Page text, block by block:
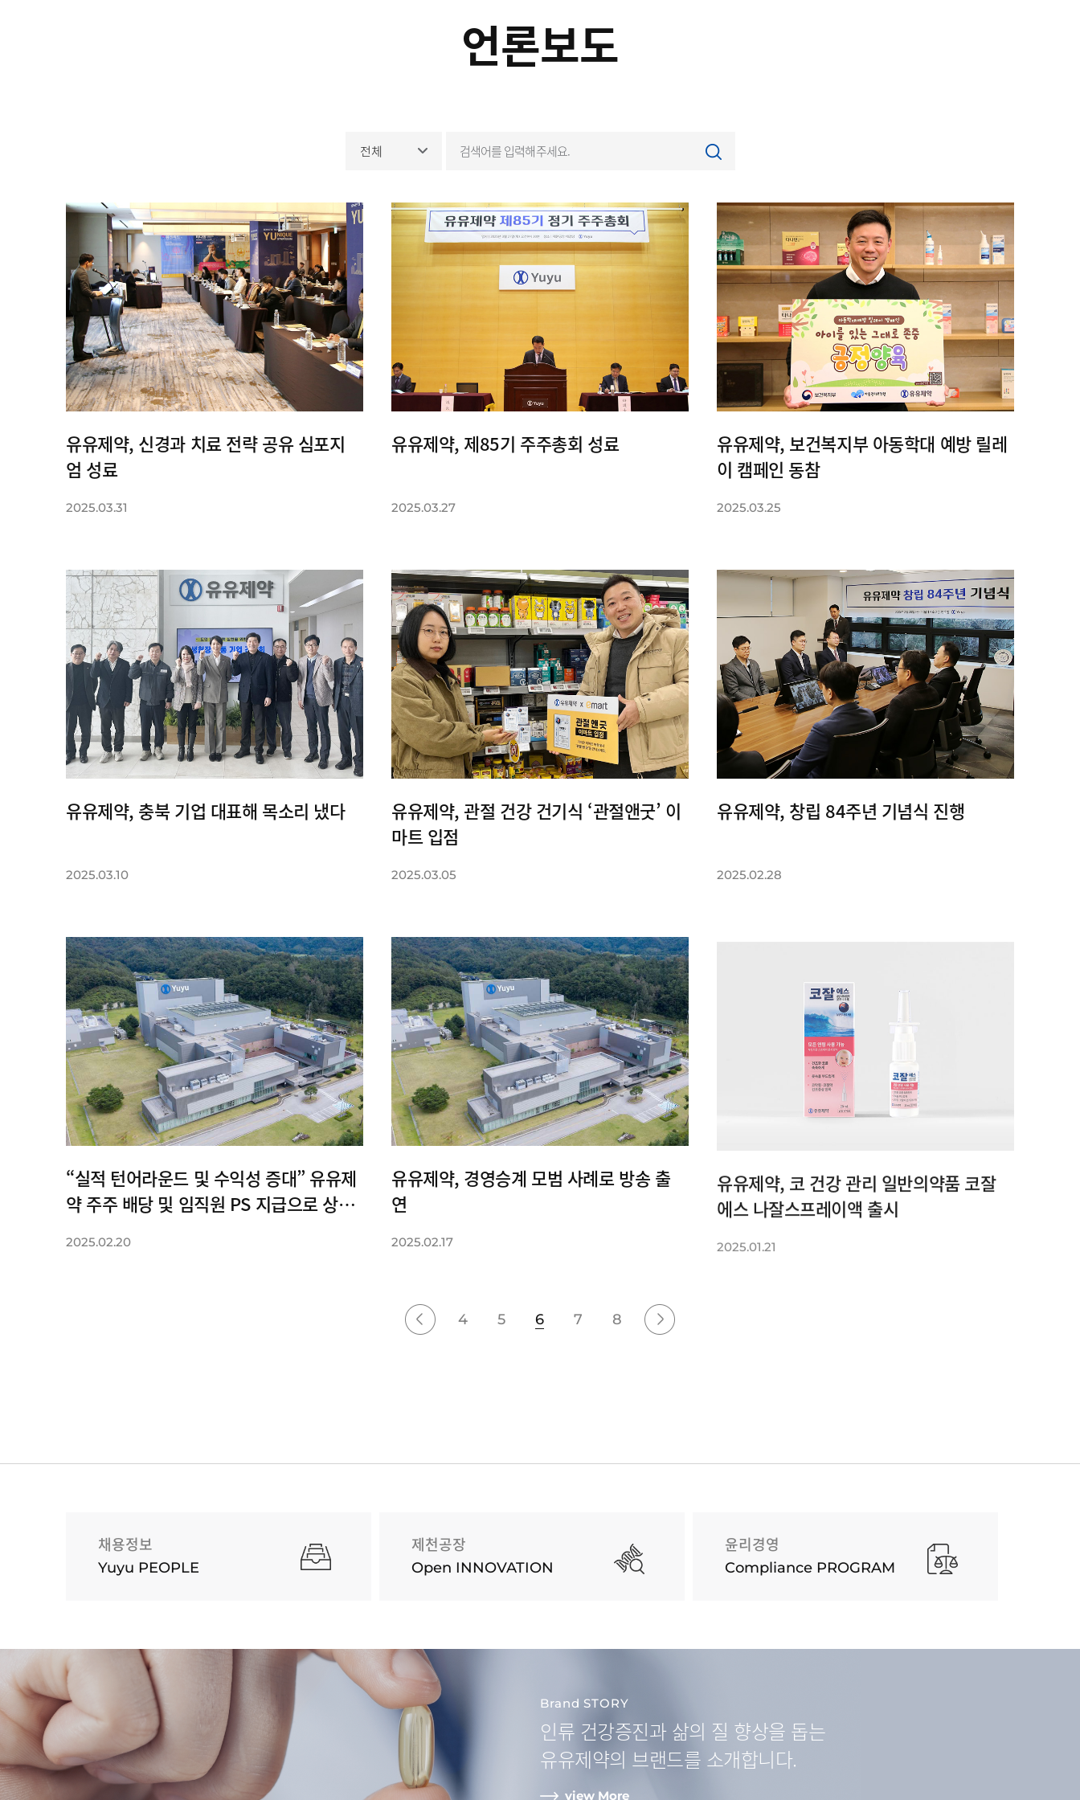
언론보도
전체
제목
내용
유유제약, 신경과 치료 전략 공유 심포지
엄 성료
2025.03.31
유유제약, 제85기 주주총회 성료
2025.03.27
유유제약, 보건복지부 아동학대 예방 릴레
이 캠페인 동참
2025.03.25
유유제약, 충북 기업 대표해 목소리 냈다
2025.03.10
유유제약, 관절 건강 건기식 ‘관절앤굿’ 이
마트 입점
2025.03.05
유유제약, 창립 84주년 기념식 진행
2025.02.28
“실적 턴어라운드 및 수익성 증대” 유유제
약 주주 배당 및 임직원 PS 지급으로 상생
2025.02.20
유유제약, 경영승계 모범 사례로 방송 출
연
2025.02.17
유유제약, 코 건강 관리 일반의약품 코잘
에스 나잘스프레이액 출시
2025.01.21
4 5 6 7 8
채용정보
Yuyu PEOPLE
제천공장
Open INNOVATION
윤리경영
Compliance PROGRAM
Brand STORY
인류 건강증진과삶의 질 향상을 돕는
유유제약의 브랜드를 소개합니다.
view More